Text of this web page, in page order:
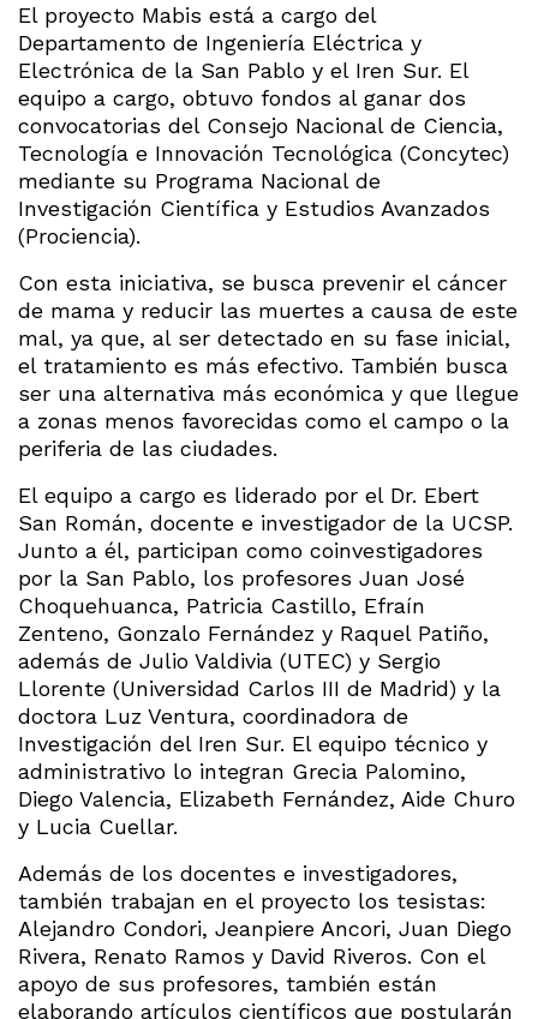
El proyecto Mabis está a cargo del
Departamento de Ingeniería Eléctrica y
Electrónica de la San Pablo y el Iren Sur. El
equipo a cargo, obtuvo fondos al ganar dos
convocatorias del Consejo Nacional de Ciencia,
Tecnología e Innovación Tecnológica (Concytec)
mediante su Programa Nacional de
Investigación Científica y Estudios Avanzados
(Prociencia).
Con esta iniciativa, se busca prevenir el cáncer
de mama y reducir las muertes a causa de este
mal, ya que, al ser detectado en su fase inicial,
el tratamiento es más efectivo. También busca
ser una alternativa más económica y que llegue
a zonas menos favorecidas como el campo o la
periferia de las ciudades.
El equipo a cargo es liderado por el Dr. Ebert
San Román, docente e investigador de la UCSP.
Junto a él, participan como coinvestigadores
por la San Pablo, los profesores Juan José
Choquehuanca, Patricia Castillo, Efraín
Zenteno, Gonzalo Fernández y Raquel Patiño,
además de Julio Valdivia (UTEC) y Sergio
Llorente (Universidad Carlos III de Madrid) y la
doctora Luz Ventura, coordinadora de
Investigación del Iren Sur. El equipo técnico y
administrativo lo integran Grecia Palomino,
Diego Valencia, Elizabeth Fernández, Aide Churo
y Lucia Cuellar.
Además de los docentes e investigadores,
también trabajan en el proyecto los tesistas:
Alejandro Condori, Jeanpiere Ancori, Juan Diego
Rivera, Renato Ramos y David Riveros. Con el
apoyo de sus profesores, también están
elaborando artículos científicos que postularán